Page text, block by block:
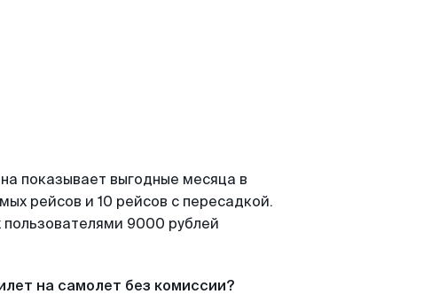
показывает выгодные месяца в
рейсов и 10 рейсов с пересадкой.
9000 рублей
на самолет без комиссии?